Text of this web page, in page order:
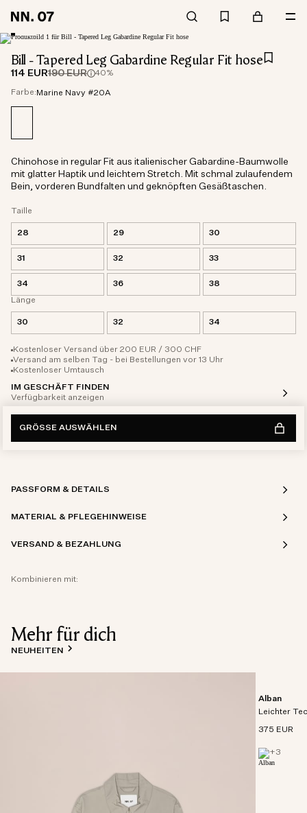
Bill - Tapered Leg Gabardine Regular Fit hose
114 EUR190 EUR 40%
Farbe: Marine Navy #20A
Taille
28 29 30
31 32 33
34 36
38
Länge
30 32 34
Kostenloser Versand über 200 EUR / 300 CHF
Versand am selben Tag - bei Bestellungen vor 13 Uhr
Kostenloser Umtausch
IM GESCHÄFT FINDEN
Verfügbarkeit anzeigen
Chinohose in regular Fit aus italienischer Gabardine-Baumwolle
mit glatter Haptik und leichtem Stretch. Mit schmal zulaufendem
Bein, vorderen Bundfalten und geknöpften Gesäßtaschen.
GRÖSSE AUSWÄHLEN
PASSFORM & DETAILS
MATERIAL & PFLEGEHINWEISE
VERSAND & BEZAHLUNG
Kombinieren mit:
Mehr für dich
NEUHEITEN
Alban
Leichter
375 EUR
+3